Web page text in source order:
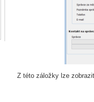
Z této záložky lze